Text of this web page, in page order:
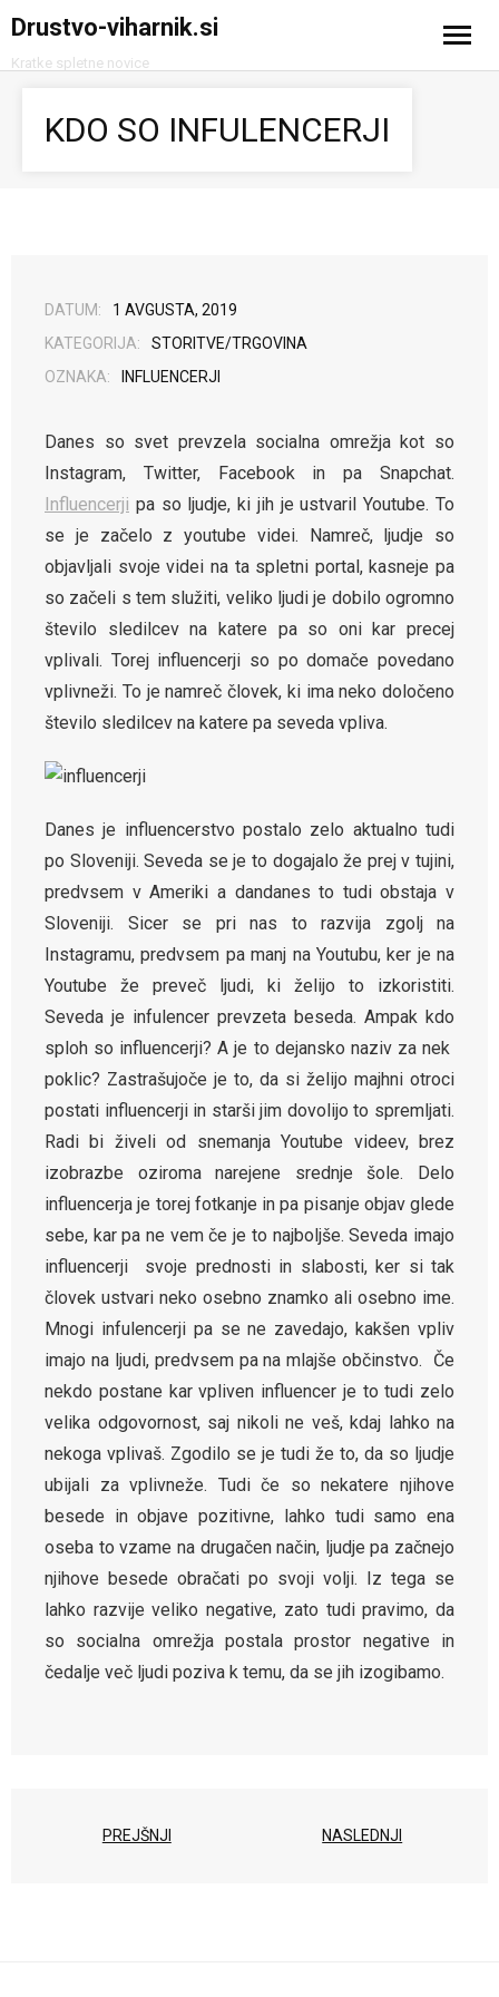
Drustvo-viharnik.si
Kratke spletne novice
KDO SO INFULENCERJI
DATUM:
1 AVGUSTA, 2019
KATEGORIJA:
STORITVE/TRGOVINA
OZNAKA:
INFLUENCERJI
Danes so svet prevzela socialna omrežja kot so
Instagram, Twitter, Facebook in pa Snapchat.
Influencerji pa so ljudje, ki jih je ustvaril Youtube. To
se je začelo z youtube videi. Namreč, ljudje so
objavljali svoje videi na ta spletni portal, kasneje pa
so začeli s tem služiti, veliko ljudi je dobilo ogromno
število sledilcev na katere pa so oni kar precej
vplivali. Torej influencerji so po domače povedano
vplivneži. To je namreč človek, ki ima neko določeno
število sledilcev na katere pa seveda vpliva.
Danes je influencerstvo postalo zelo aktualno tudi
po Sloveniji. Seveda se je to dogajalo že prej v tujini,
predvsem v Ameriki a dandanes to tudi obstaja v
Sloveniji. Sicer se pri nas to razvija zgolj na
Instagramu, predvsem pa manj na Youtubu, ker je na
Youtube že preveč ljudi, ki želijo to izkoristiti.
Seveda je infulencer prevzeta beseda. Ampak kdo
sploh so influencerji? A je to dejansko naziv za nek
poklic? Zastrašujoče je to, da si želijo majhni otroci
postati influencerji in starši jim dovolijo to spremljati.
Radi bi živeli od snemanja Youtube videev, brez
izobrazbe oziroma narejene srednje šole. Delo
influencerja je torej fotkanje in pa pisanje objav glede
sebe, kar pa ne vem če je to najboljše. Seveda imajo
influencerji svoje prednosti in slabosti, ker si tak
človek ustvari neko osebno znamko ali osebno ime.
Mnogi infulencerji pa se ne zavedajo, kakšen vpliv
imajo na ljudi, predvsem pa na mlajše občinstvo. Če
nekdo postane kar vpliven influencer je to tudi zelo
velika odgovornost, saj nikoli ne veš, kdaj lahko na
nekoga vplivaš. Zgodilo se je tudi že to, da so ljudje
ubijali za vplivneže. Tudi če so nekatere njihove
besede in objave pozitivne, lahko tudi samo ena
oseba to vzame na drugačen način, ljudje pa začnejo
njihove besede obračati po svoji volji. Iz tega se
lahko razvije veliko negative, zato tudi pravimo, da
so socialna omrežja postala prostor negative in
čedalje več ljudi poziva k temu, da se jih izogibamo.
PREJŠNJI NASLEDNJI